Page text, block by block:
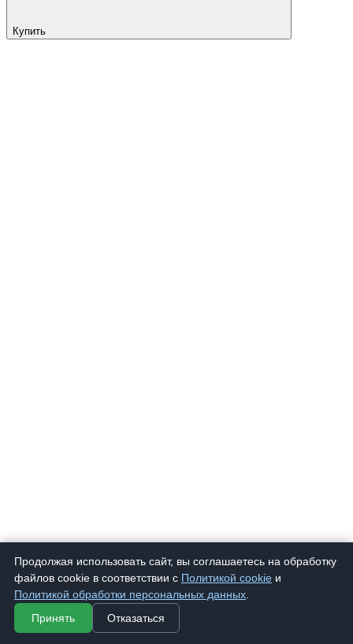
Купить
Продолжая использовать сайт, вы соглашаетесь на обработку
файлов cookie в соответствии с Политикой cookie и
Политикой обработки персональных данных
Принять
Отказаться